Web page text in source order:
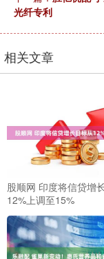
光纤专利
相关文章
股顺网 印度将信贷增
12%上调至15%